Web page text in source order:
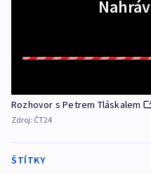
Rozhovor s Petrem Tláskalem
Zdroj: ČT24
ŠTÍTKY